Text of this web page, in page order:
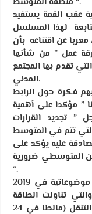
عقب القمة يستفيد
لهذا المسلسل
عن اقتناعه بأن
عمل ” من شأنها
تقدم بها المجتمع
المدني.
فكرة حول الرابط
” مؤكدا على أهمية
تجديد القرارات
عليه يؤكد على
المتوسطي ضرورية
“.
وكانت قد انعقدت خمس منتديات إقليمية موضوعاتية في 2019
تناولت الطاقة
(الجزائر في 8 أبريل)، والشباب، والتعليم، والتنقل (مالطا في 24